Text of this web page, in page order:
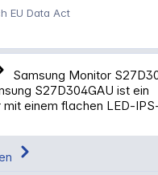
EU Data Act
Samsung Monitor
S27D304GAU ist ein
einem flachen